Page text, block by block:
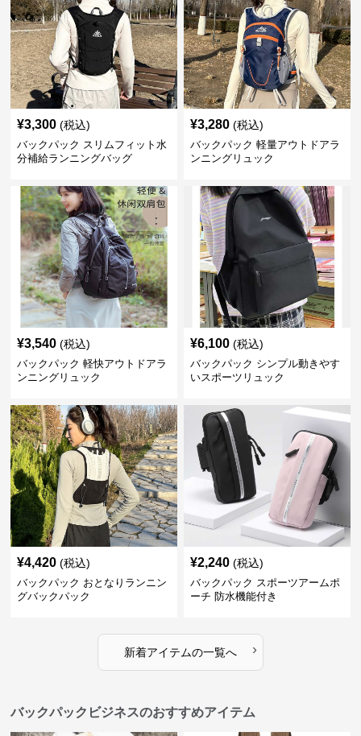
¥3,300 (税込)
バックパック スリムフィット水
分補給ランニングバッグ
¥3,280 (税込)
バックパック 軽量アウトドアラ
ンニングリュック
¥3,540 (税込)
バックパック 軽快アウトドアラ
ンニングリュック
¥6,100 (税込)
バックパック シンプル動きやす
いスポーツリュック
¥4,420 (税込)
バックパック おとなりランニン
グバックパック
¥2,240 (税込)
バックパック スポーツアームポ
ーチ 防水機能付き
新着アイテムの一覧へ ›
バックパックビジネスのおすすめアイテム